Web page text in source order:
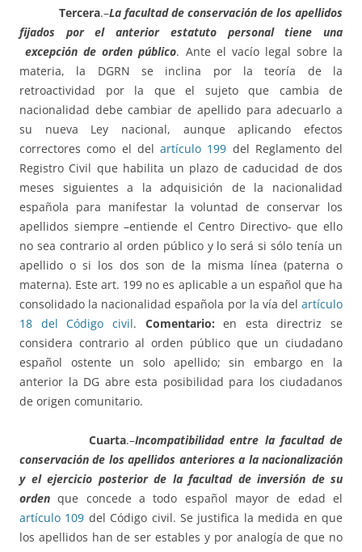
Tercera.–La facultad de conservación de los apellidos
fijados por el anterior estatuto personal tiene una
excepción de orden público. Ante el vacío legal sobre la
materia, la DGRN se inclina por la teoría de la
retroactividad por la que el sujeto que cambia de
nacionalidad debe cambiar de apellido para adecuarlo a
su nueva Ley nacional, aunque aplicando efectos
correctores como el del artículo 199 del Reglamento del
Registro Civil que habilita un plazo de caducidad de dos
meses siguientes a la adquisición de la nacionalidad
española para manifestar la voluntad de conservar los
apellidos siempre –entiende el Centro Directivo- que ello
no sea contrario al orden público y lo será si sólo tenía un
apellido o si los dos son de la misma línea (paterna o
materna). Este art. 199 no es aplicable a un español que ha
consolidado la nacionalidad española por la vía del artículo
18 del Código civil. Comentario: en esta directriz se
considera contrario al orden público que un ciudadano
español ostente un solo apellido; sin embargo en la
anterior la DG abre esta posibilidad para los ciudadanos
de origen comunitario.
Cuarta.–Incompatibilidad entre la facultad de
conservación de los apellidos anteriores a la nacionalización
y el ejercicio posterior de la facultad de inversión de su
orden que concede a todo español mayor de edad el
artículo 109 del Código civil. Se justifica la medida en que
los apellidos han de ser estables y por analogía de que no